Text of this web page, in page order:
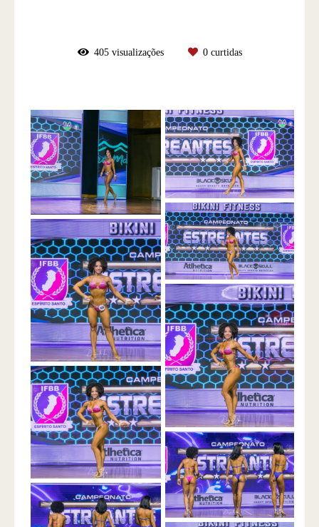
405visualizações 0curtidas